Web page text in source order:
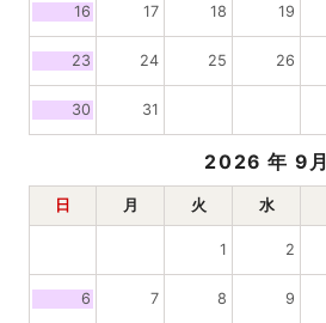
16 17 18 19
23 24 25 26
30 31
2026 年 9月
日 月 火 水
1 2
6 7 8 9